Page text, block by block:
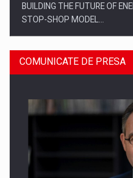
BUILDING THE FUTURE OF
STOP-SHOP MODEL…
COMUNICATE DE PRESA